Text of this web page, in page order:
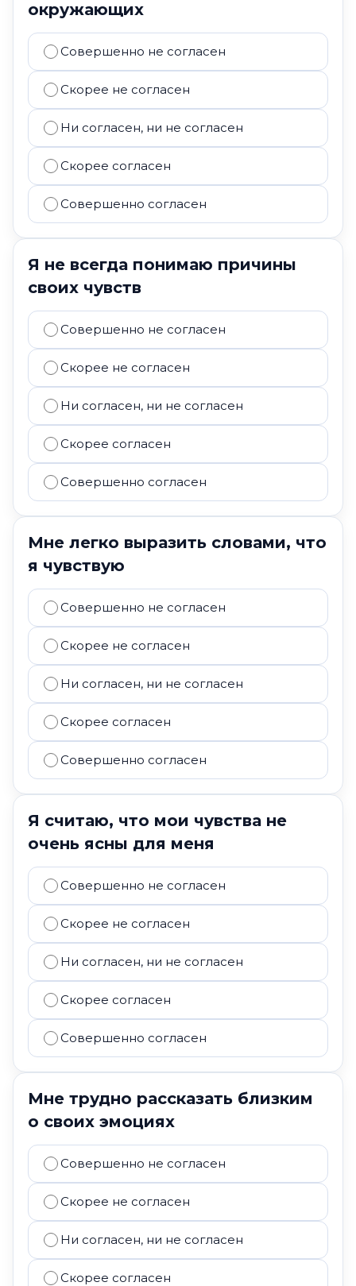
окружающих
Совершенно не согласен
Скорее не согласен
Ни согласен, ни не согласен
Скорее согласен
Совершенно согласен
Я не всегда понимаю причины
своих чувств
Совершенно не согласен
Скорее не согласен
Ни согласен, ни не согласен
Скорее согласен
Совершенно согласен
Мне легко выразить словами, что
я чувствую
Совершенно не согласен
Скорее не согласен
Ни согласен, ни не согласен
Скорее согласен
Совершенно согласен
Я считаю, что мои чувства не
очень ясны для меня
Совершенно не согласен
Скорее не согласен
Ни согласен, ни не согласен
Скорее согласен
Совершенно согласен
Мне трудно рассказать близким
о своих эмоциях
Совершенно не согласен
Скорее не согласен
Ни согласен, ни не согласен
Скорее согласен